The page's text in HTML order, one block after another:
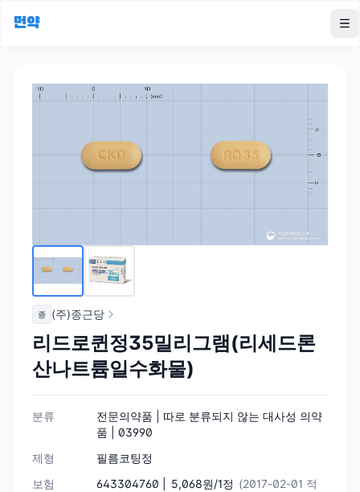
먼약
종 (주)종근당
리드로퀸정35밀리그램(리세드론
산나트륨일수화물)
분류
전문의약품 | 따로 분류되지 않는 대사성 의약
품 | 03990
제형
필름코팅정
보험
643304760 | 5,068원/1정 (2017-02-01 적